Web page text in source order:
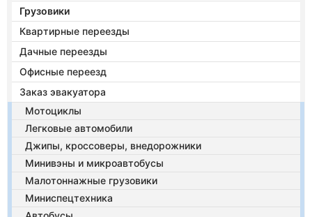
Грузовики
Квартирные переезды
Дачные переезды
Офисные переезд
Заказ эвакуатора
Мотоциклы
Легковые автомобили
Джипы, кроссоверы, внедорожники
Минивэны и микроавтобусы
Малотоннажные грузовики
Миниспецтехника